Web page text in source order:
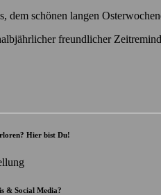
dem schönen langen
freundlicher
Hier bist Du!
& Social Media?